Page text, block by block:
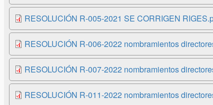
RESOLUCIÓN R-005-2021 SE CORRIGEN
RESOLUCIÓN R-006-2022 nombramientos
RESOLUCIÓN R-007-2022 nombramientos
RESOLUCIÓN R-011-2022 nombramientos